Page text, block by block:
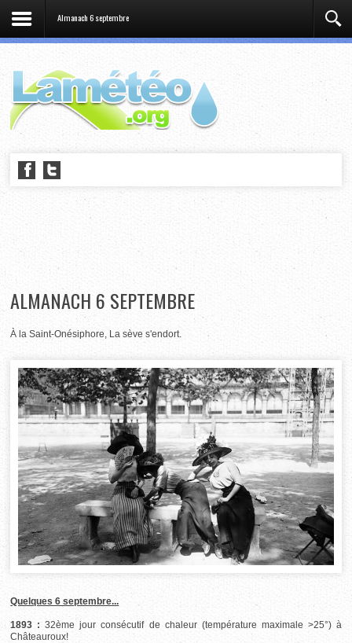
Almanach 6 septembre
ALMANACH 6 SEPTEMBRE
À la Saint-Onésiphore, La sève s'endort.
Quelques 6 septembre...
1893 : 32ème jour consécutif de chaleur (température maximale >25°) à
Châteauroux!